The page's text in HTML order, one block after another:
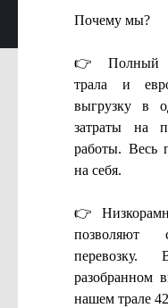
Почему мы?
👉 Полный
трала и
выгрузку в
затраты на
работы. Весь
на себя.
👉
позволяют
перевозку.
разобранном
нашем трале